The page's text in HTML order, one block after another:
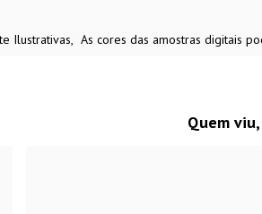
Ilustrativas As cores das amostras digitais
Quem